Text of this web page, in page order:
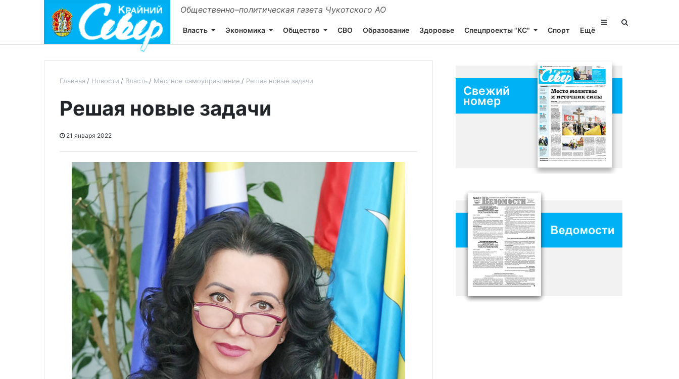
Общественно–политическая газета Чукотского АО
Власть Экономика Общество СВО Образование Здоровье Спецпроекты "КС" Спорт Ещё
Главная Новости Власть Местное самоуправление Решая новые задачи
Решая новые задачи
21 января 2022
Свежий
номер